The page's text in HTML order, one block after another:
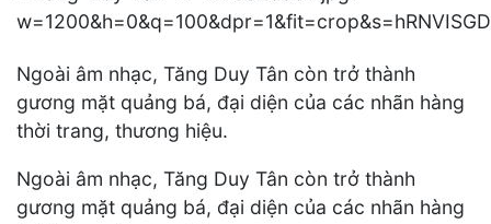
Ngoài âm nhạc, Tăng Duy Tân còn trở thành
gương mặt quảng bá, đại diện của các nhãn hàng
thời trang, thương hiệu.
Ngoài âm nhạc, Tăng Duy Tân còn trở thành
gương mặt quảng bá, đại diện của các nhãn hàng